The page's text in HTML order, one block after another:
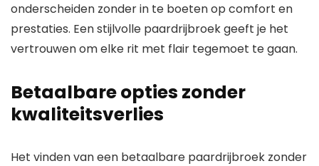
onderscheiden zonder in te boeten op comfort en
prestaties. Een stijlvolle paardrijbroek geeft je het
vertrouwen om elke rit met flair tegemoet te gaan.
Betaalbare opties zonder
kwaliteitsverlies
Het vinden van een betaalbare paardrijbroek zonder